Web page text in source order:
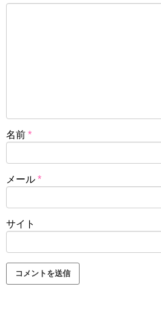
名前 *
メール *
サイト